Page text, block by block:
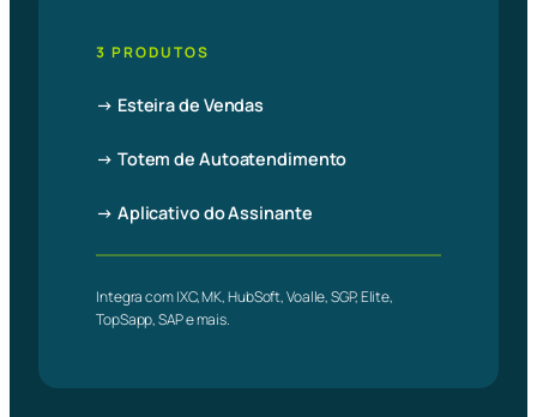
3 PRODUTOS
→ Esteira de Vendas
→ Totem de Autoatendimento
→ Aplicativo do Assinante
Integra com IXC, MK, HubSoft, Voalle, SGP, Elite,
TopSapp, SAP e mais.